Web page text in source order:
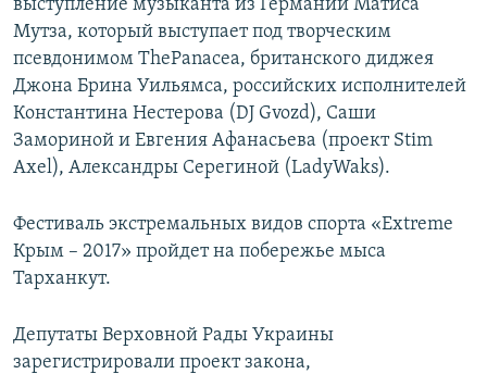
Все сайты RFE/RL
выступление музыканта из Германии Матиса
Мутза, который выступает под творческим
псевдонимом ThePanacea, британского диджея
Джона Брина Уильямса, российских исполнителей
Константина Нестерова (DJ Gvozd), Саши
Замориной и Евгения Афанасьева (проект Stim
Axel), Александры Серегиной (LadyWaks).
Фестиваль экстремальных видов спорта «Extreme
Крым – 2017» пройдет на побережье мыса
Тарханкут.
Депутаты Верховной Рады Украины
зарегистрировали проект закона,